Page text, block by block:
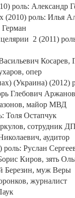
роль:
(2010) роль: Илья
Герман
2 (2011)
опер
(Украина) (2012)
Глебович
майор МВД
Толя Остапчук
сотрудник
аудитор
Руслан
Киров, зять
Березин, муж Веры
журналист